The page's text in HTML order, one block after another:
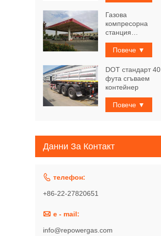
Газова
компресорна
станция
Физически
Повече ▼
DOT стандарт 40
фута сгъваем
контейнер
Повече ▼
Данни За Контакт
 телефон:
+86-22-27820651
 e - mail:
info@repowergas.com